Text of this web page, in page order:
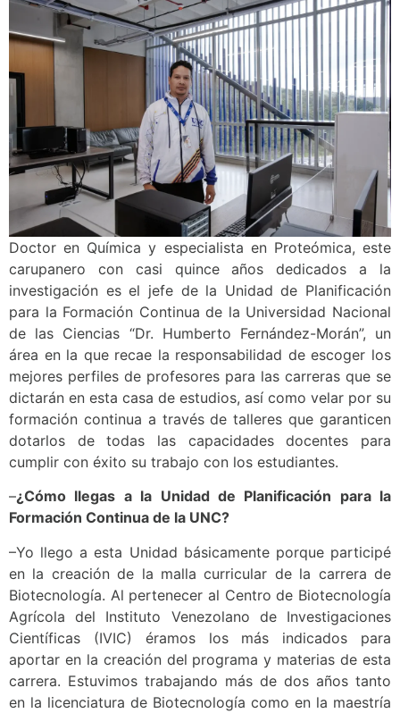
Doctor en Química y especialista en Proteómica, este
carupanero con casi quince años dedicados a la
investigación es el jefe de la Unidad de Planificación
para la Formación Continua de la Universidad Nacional
de las Ciencias “Dr. Humberto Fernández-Morán”, un
área en la que recae la responsabilidad de escoger los
mejores perfiles de profesores para las carreras que se
dictarán en esta casa de estudios, así como velar por su
formación continua a través de talleres que garanticen
dotarlos de todas las capacidades docentes para
cumplir con éxito su trabajo con los estudiantes.
–¿Cómo llegas a la Unidad de Planificación para la
Formación Continua de la UNC?
–Yo llego a esta Unidad básicamente porque participé
en la creación de la malla curricular de la carrera de
Biotecnología. Al pertenecer al Centro de Biotecnología
Agrícola del Instituto Venezolano de Investigaciones
Científicas (IVIC) éramos los más indicados para
aportar en la creación del programa y materias de esta
carrera. Estuvimos trabajando más de dos años tanto
en la licenciatura de Biotecnología como en la maestría